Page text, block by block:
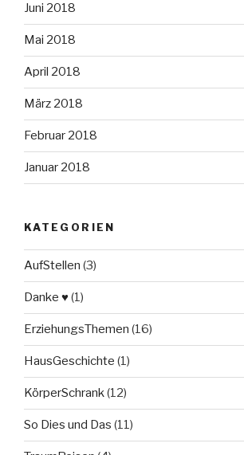
Juni 2018
Mai 2018
April 2018
März 2018
Februar 2018
Januar 2018
KATEGORIEN
AufStellen (3)
Danke ♥(1)
ErziehungsThemen (16)
HausGeschichte (1)
KörperSchrank(12)
So Dies und Das (11)